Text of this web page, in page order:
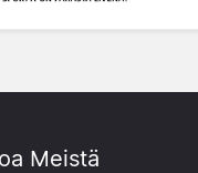
Meistä